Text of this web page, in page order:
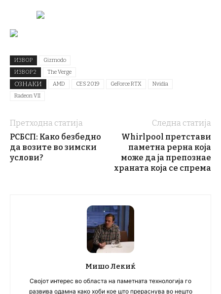
ИЗВОР
Gizmodo
ИЗВОР 2
The Verge
ОЗНАКИ AMD CES 2019 GeForce RTX
Nvidia
Radeon VII
Претходна статија
РСБСП: Како безбедно
да возите во зимски
услови?
Следна статија
Whirlpool претстави
паметна рерна која
може да ја препознае
храната која се спрема
Мишо Лекиќ
Својот интерес во областа на паметната технологија го
развива одамна како хоби кое што прераснува во нешто